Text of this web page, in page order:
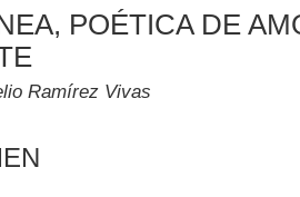
POÉTICA DE
Ramírez Vivas